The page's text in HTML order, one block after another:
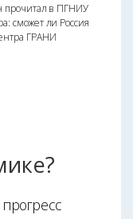
прочитал в ПГНИУ
сможет ли Россия
ГРАНИ